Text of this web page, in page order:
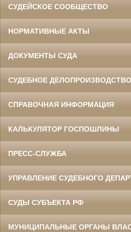
СУДЕЙСКОЕ СООБЩЕСТВО
НОРМАТИВНЫЕ АКТЫ
ДОКУМЕНТЫ СУДА
СУДЕБНОЕ ДЕЛОПРОИЗВОДСТВО
СПРАВОЧНАЯ ИНФОРМАЦИЯ
КАЛЬКУЛЯТОР ГОСПОШЛИНЫ
ПРЕСС-СЛУЖБА
УПРАВЛЕНИЕ СУДЕБНОГО
СУДЫ СУБЪЕКТА РФ
МУНИЦИПАЛЬНЫЕ ОРГАНЫ